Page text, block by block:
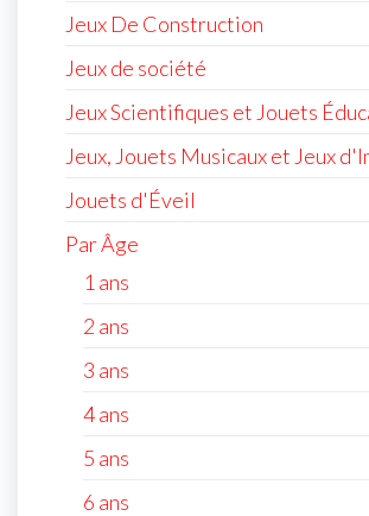
Jeux De Construction
Jeux de société
Jeux Scientifiques et Jouets
Jeux, Jouets Musicaux et Jeux
Jouets d'Éveil
Par Âge
1 ans
2 ans
3 ans
4 ans
5 ans
6 ans